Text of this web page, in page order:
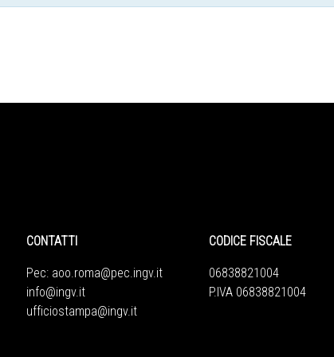
CONTATTI
Pec: aoo.roma@pec.ingv.it
info@ingv.it
ufficiostampa@ingv.it
CODICE FISCALE
06838821004
P.IVA 06838821004